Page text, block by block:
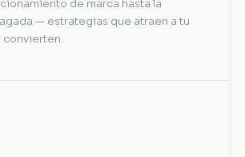
de marca hasta la
— estrategias que atraen a tu
convierten.